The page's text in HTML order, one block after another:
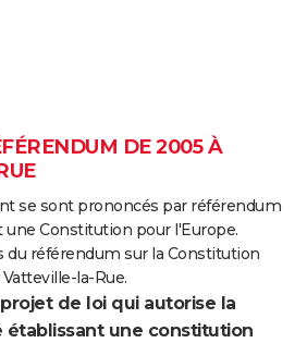
DE 2005 À
se sont prononcés par référendum
une Constitution pour l'Europe.
du référendum sur la Constitution
la-Rue.
de loi qui autorise la
établissant une constitution